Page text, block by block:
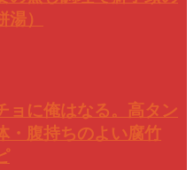
）
ョに俺はなる。高タン
・腹持ちのよい腐竹